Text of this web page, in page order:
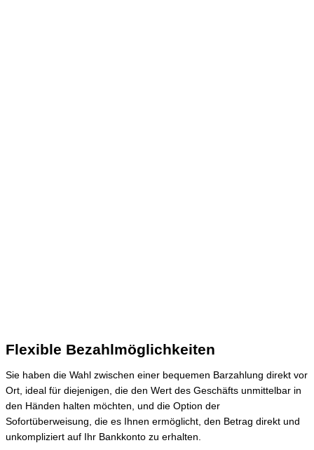
Flexible Bezahlmöglichkeiten
Sie haben die Wahl zwischen einer bequemen Barzahlung direkt vor
Ort, ideal für diejenigen, die den Wert des Geschäfts unmittelbar in
den Händen halten möchten, und die Option der
Sofortüberweisung, die es Ihnen ermöglicht, den Betrag direkt und
unkompliziert auf Ihr Bankkonto zu erhalten.